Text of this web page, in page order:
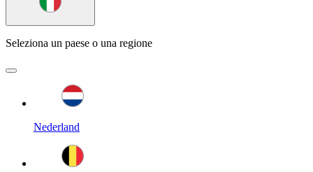
Seleziona un paese o una regione
Nederland